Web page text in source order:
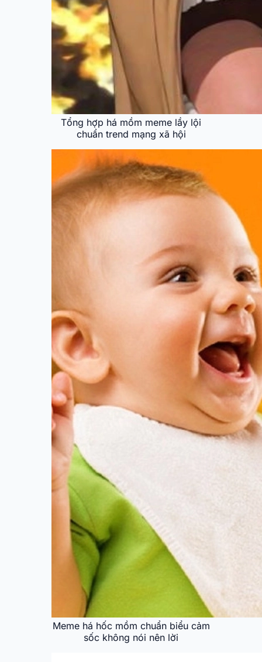
Tổng hợp há mồm meme lầy lội
chuẩn trend mạng xã hội
Meme há hốc mồm chuẩn biểu cảm
sốc không nói nên lời